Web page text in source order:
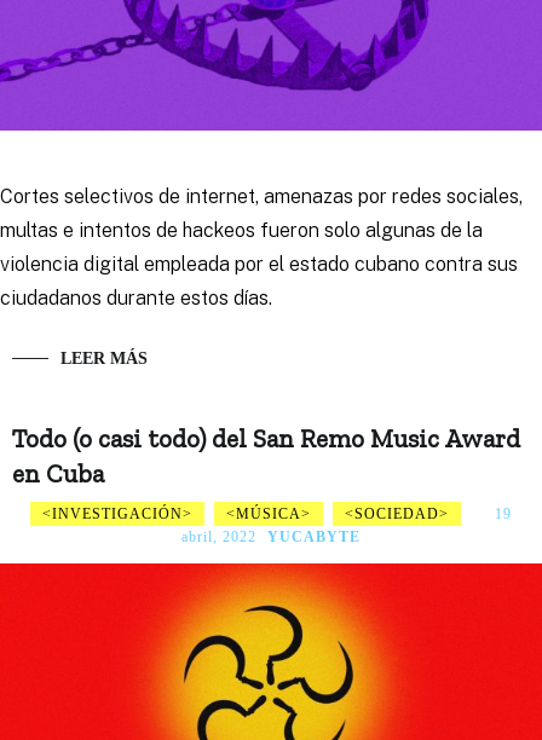
Cortes selectivos de internet, amenazas por redes sociales,
multas e intentos de hackeos fueron solo algunas de la
violencia digital empleada por el estado cubano contra sus
ciudadanos durante estos días.
LEER MÁS
Todo (o casi todo) del San Remo Music Award
en Cuba
INVESTIGACIÓN MÚSICA SOCIEDAD
19
abril, 2022
YUCABYTE